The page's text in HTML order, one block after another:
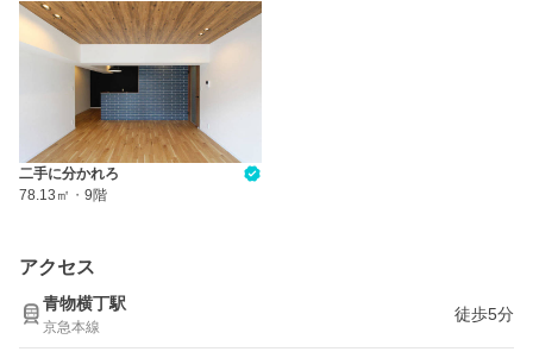
二手に分かれろ
78.13㎡ ・ 9階
アクセス
青物横丁駅
京急本線
徒歩5分